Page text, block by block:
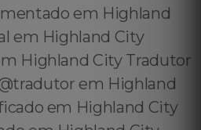
em Highland
em Highland City
Highland City Tradutor
em Highland
em Highland City